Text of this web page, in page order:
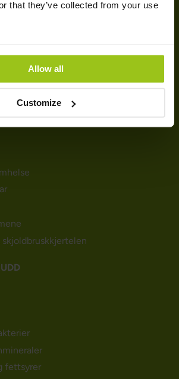
that they’ve collected from your use
Allow all
Customize
skjoldbruskkjertelen
fettsyrer